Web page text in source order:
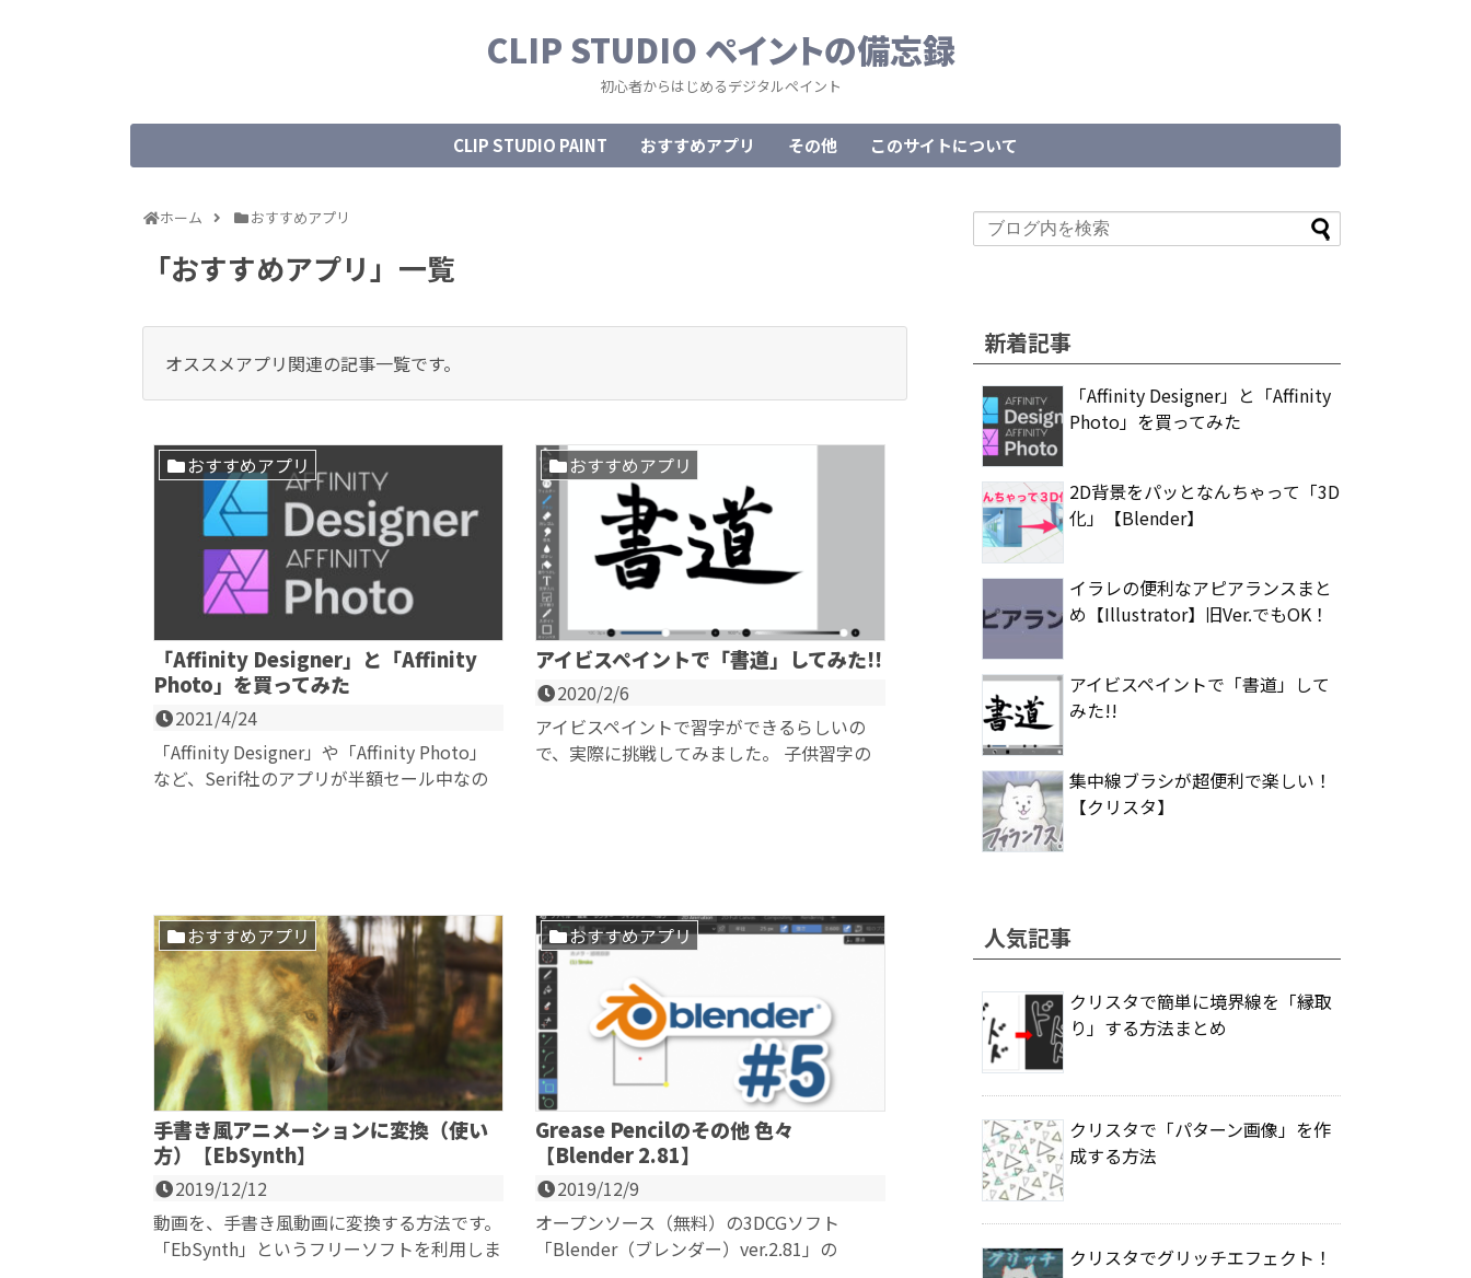
CLIP STUDIO ペイントの備忘録
初心者からはじめるデジタルペイント
CLIP STUDIO PAINT おすすめアプリ その他 このサイトについて
ホーム おすすめアプリ
「おすすめアプリ 」 一覧
オススメアプリ関連の記事一覧です。
「Affinity Designer」と「Affinity
Photo」を買ってみた
2021/4/24
おすすめアプリ
「Affinity Designer」や「Affinity Photo」
など、Serif社のアプリが半額セール中なの
アイビスペイントで「書道」してみた!!
2020/2/6
おすすめアプリ
アイビスペイントで習字ができるらしいの
で、実際に挑戦してみました。 子供習字の
手書き風アニメーションに変換（使い
方）【EbSynth】
2019/12/12
おすすめアプリ
動画を、手書き風動画に変換する方法です。
「EbSynth」というフリーソフトを利用しま
Grease Pencilのその他 色々
【Blender 2.81】
2019/12/9
おすすめアプリ
オープンソース（無料）の3DCGソフト
「Blender（ブレンダー）ver.2.81」の
新着記事
「Affinity Designer」と「Affinity
Photo」を買ってみた
2D背景をパッとなんちゃって「3D
化」【Blender】
イラレの便利なアピアランスまと
め【Illustrator】旧Ver.でもOK！
アイビスペイントで「書道」して
みた!!
集中線ブラシが超便利で楽しい！
【クリスタ】
人気記事
クリスタで簡単に境界線を「縁取
り」する方法まとめ
クリスタで「パターン画像」を作
成する方法
クリスタでグリッチエフェクト！